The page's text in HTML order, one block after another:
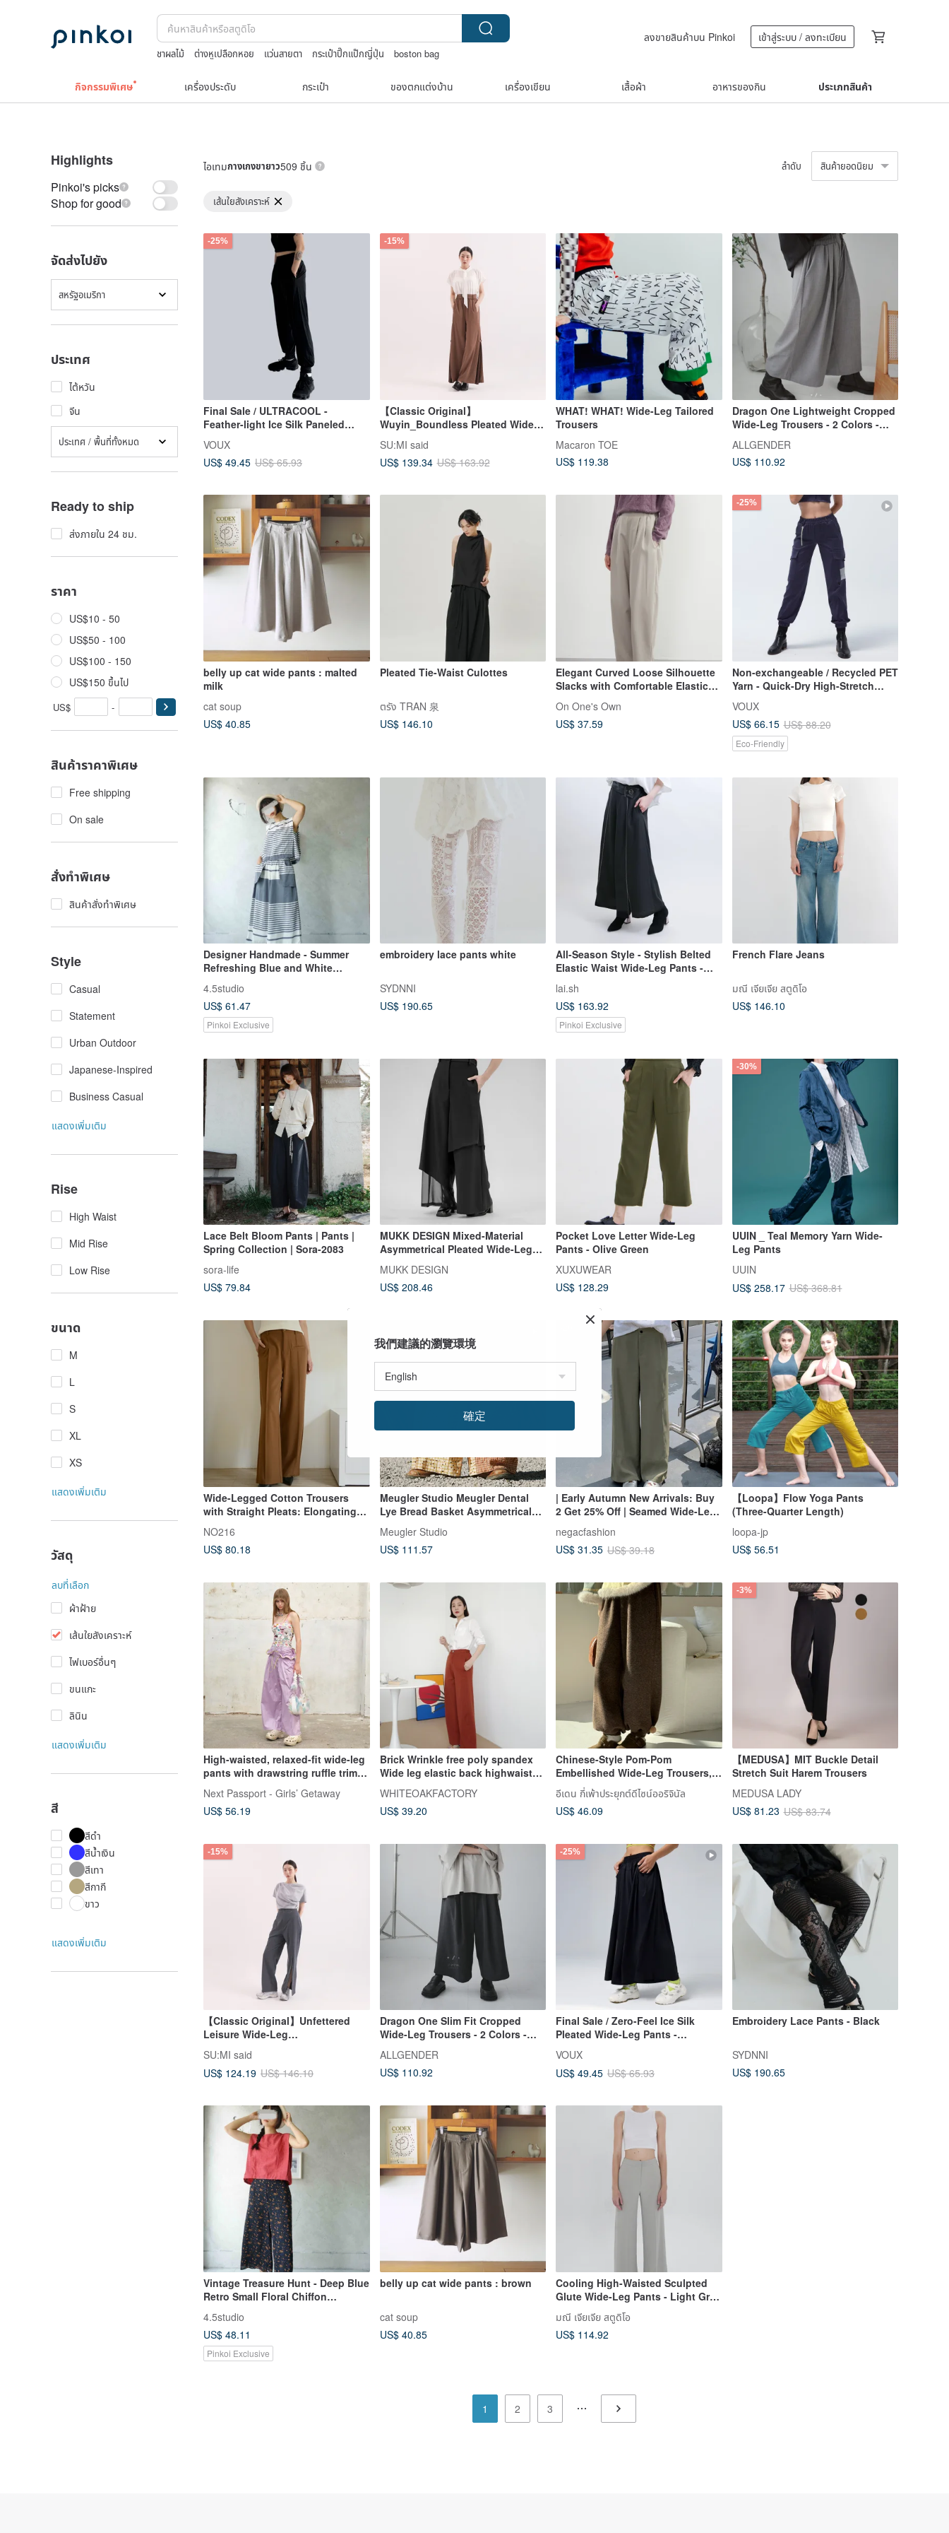
ชาผลไม้ ต่างหูเปลือกหอย แว่นสายตา กระเป๋าปิ๊กแป๊กญี่ปุ่น
boston bag
ลงขายสินค้าบน Pinkoi เข้าสู่ระบบ / ลงทะเบียน
กิจกรรมพิเศษ เครื่องประดับ กระเป๋า ของตกแต่งบ้าน เครื่องเขียน เสื้อผ้า อาหารของกิน ประเภทสินค้า
Highlights
Pinkoi's picks
Shop for good
จัดส่งไปยัง
สหรัฐอเมริกา
ประเทศ
ไต้หวัน
จีน
ประเทศ / พื้นที่ทั้งหมด
Ready to ship
ส่งภายใน 24 ชม.
ราคา
US$10 - 50
US$50 - 100
US$100 - 150
US$150 ขึ้นไป
US$ -
สินค้าราคาพิเศษ
Free shipping
On sale
สั่งทำพิเศษ
สินค้าสั่งทำพิเศษ
Style
Casual
Statement
Urban Outdoor
Japanese-Inspired
Business Casual
แสดงเพิ่มเติม
Rise
High Waist
Mid Rise
Low Rise
ขนาด
M
L
S
XL
XS
แสดงเพิ่มเติม
วัสดุ
ลบที่เลือก
ผ้าฝ้าย
เส้นใยสังเคราะห์
ไฟเบอร์อื่นๆ
ขนแกะ
ลินิน
แสดงเพิ่มเติม
สี
สีดำ
สีน้ำเงิน
สีเทา
สีกากี
ขาว
แสดงเพิ่มเติม
ไอเทมกางเกงขายาว509 ชิ้น ลำดับ สินค้ายอดนิยม
เส้นใยสังเคราะห์
-25%
Final Sale / ULTRACOOL -
Feather-light Ice Silk Paneled
VOUX
US$ 49.45 US$ 65.93
-15%
【Classic Original】
Wuyin_Boundless Pleated Wide-
SU:MI said
US$ 139.34 US$ 163.92
WHAT! WHAT! Wide-Leg Tailored
Trousers
Macaron TOE
US$ 119.38
Dragon One Lightweight Cropped
Wide-Leg Trousers - 2 Colors -
ALLGENDER
US$ 110.92
belly up cat wide pants : malted
milk
cat soup
US$ 40.85
Pleated Tie-Waist Culottes
ตรัง TRAN 泉
US$ 146.10
Elegant Curved Loose Silhouette
Slacks with Comfortable Elastic
Casual and Leg-Enhancing Style
On One's Own
US$ 37.59
-25%
Non-exchangeable / Recycled PET
Yarn - Quick-Dry High-Stretch
Shadow Grey
VOUX
US$ 66.15 US$ 88.20
Eco-Friendly
Designer Handmade - Summer
Refreshing Blue and White
Striped Patch Pocket Low Rise
Wide Leg Culottes
4.5studio
US$ 61.47
Pinkoi Exclusive
embroidery lace pants white
SYDNNI
US$ 190.65
All-Season Style - Stylish Belted
Elastic Waist Wide-Leg Pants -
Haze Black
lai.sh
US$ 163.92
Pinkoi Exclusive
French Flare Jeans
มณี เจียเจีย สตูดิโอ
US$ 146.10
Lace Belt Bloom Pants | Pants |
Spring Collection | Sora-2083
sora-life
US$ 79.84
MUKK DESIGN Mixed-Material
Asymmetrical Pleated Wide-Leg
Skirt
MUKK DESIGN
US$ 208.46
Pocket Love Letter Wide-Leg
Pants - Olive Green
XUXUWEAR
US$ 128.29
-30%
UUIN _ Teal Memory Yarn Wide-
Leg Pants
UUIN
US$ 258.17 US$ 368.81
Wide-Legged Cotton Trousers
with Straight Pleats: Elongating
NO216
US$ 80.18
Meugler Studio Meugler Dental
Lye Bread Basket Asymmetrical
Meugler Studio
US$ 111.57
| Early Autumn New Arrivals: Buy
2 Get 25% Off | Seamed Wide-Leg
Stretch | Drapey | Elasticated Back
Waist
negacfashion
US$ 31.35 US$ 39.18
【Loopa】Flow Yoga Pants
(Three-Quarter Length)
loopa-jp
US$ 56.51
High-waisted, relaxed-fit wide-leg
pants with drawstring ruffle trim
and contrasting stripes
Next Passport - Girls’ Getaway
US$ 56.19
Brick Wrinkle free poly spandex
Wide leg elastic back highwaisted
trousers
WHITEOAKFACTORY
US$ 39.20
Chinese-Style Pom-Pom
Embellished Wide-Leg Trousers,
Embracing Girlish Charm for
Winter. A Modern take on
Traditional Chinese Trousers,
อีเดน กี่เพ้าประยุกต์ดีไซน์ออริจินัล
US$ 46.09
-3%
【MEDUSA】MIT Buckle Detail
Stretch Suit Harem Trousers
MEDUSA LADY
US$ 81.23 US$ 83.74
-15%
【Classic Original】Unfettered
Leisure Wide-Leg
Pants_CLD036_Blue
SU:MI said
US$ 124.19 US$ 146.10
Dragon One Slim Fit Cropped
Wide-Leg Trousers - 2 Colors -
Deep Grey Dragon
ALLGENDER
US$ 110.92
-25%
Final Sale / Zero-Feel Ice Silk
Pleated Wide-Leg Pants -
Charcoal Black
VOUX
US$ 49.45 US$ 65.93
Embroidery Lace Pants - Black
SYDNNI
US$ 190.65
Vintage Treasure Hunt - Deep Blue
Retro Small Floral Chiffon
4.5studio
US$ 48.11
Pinkoi Exclusive
belly up cat wide pants : brown
cat soup
US$ 40.85
Cooling High-Waisted Sculpted
Glute Wide-Leg Pants - Light Grey
มณี เจียเจีย สตูดิโอ
US$ 114.92
1 2 3
我們建議的瀏覽環境
確定